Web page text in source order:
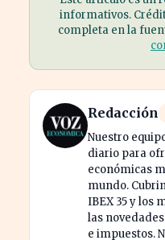
informativos.
completa en la
Redacción
Nuestro
diario para
económicas
mundo.
IBEX 35 y los
las
e impuestos.